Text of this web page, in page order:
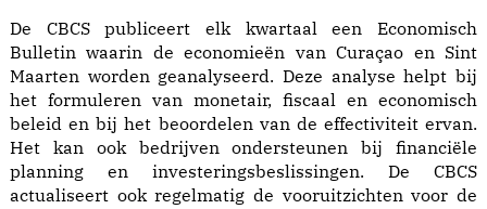
De CBCS publiceert elk kwartaal een Economisch
Bulletin waarin de economieën van Curaçao en Sint
Maarten worden geanalyseerd. Deze analyse helpt bij
het formuleren van monetair, fiscaal en economisch
beleid en bij het beoordelen van de effectiviteit ervan.
Het kan ook bedrijven ondersteunen bij financiële
planning en investeringsbeslissingen. De CBCS
actualiseert ook regelmatig de vooruitzichten voor de